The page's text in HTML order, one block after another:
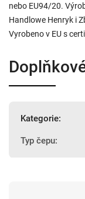
nebo EU94/20.
Handlowe Henryk i
Vyrobeno v EU s
Kategorie:
Typ čepu: